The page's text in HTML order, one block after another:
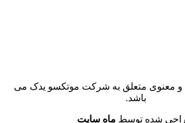
و معنوی متعلق به شرکت موتکسو یدک می
باشد.
شده توسط ماه سایت